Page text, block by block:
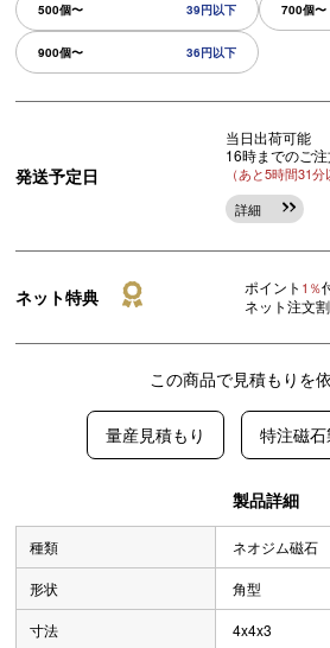
500個〜 39円以下 700個〜
900個〜 36円以下
発送予定日
当日出荷可能
16時までのご
（あと5時間31分
詳細
ネット特典 ポイント 1％
ネット注文
この商品で見積もりを
量産見積もり 特注磁
製品詳細
種類 ネオジム磁石
形状 角型
寸法 4x4x3